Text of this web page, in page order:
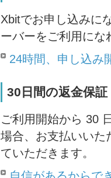
Xbitでお申し込みに
ーバーをご利用にな
24時間、申し込み
30日間の返金保証
ご利用開始から 30
場合、お支払いいた
ていただきます。